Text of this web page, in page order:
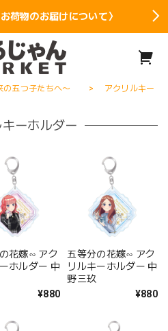
荷物のお届けについて〉
の五つ子たちへ〜
アクリルキー
ーホルダー
花嫁∽ アク
ホルダー 中
¥880
五等分の花嫁∽ アク
リルキーホルダー 中
野三玖
¥880